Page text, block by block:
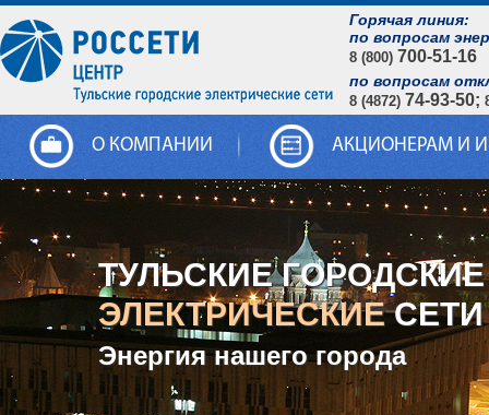
Горячая линия:
по вопросам
8 (800) 700-51-16
по вопросам
8 (4872) 74-93-50;
О КОМПАНИИ АКЦИОНЕРАМ И
ТУЛЬСКИЕ ГОРОДСКИЕ
ЭЛЕКТРИЧЕСКИЕСЕТИ
Энергия нашего города